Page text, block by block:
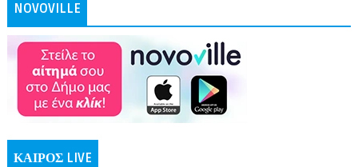
NOVOVILLE
ΚΑΙΡΟΣ LIVE